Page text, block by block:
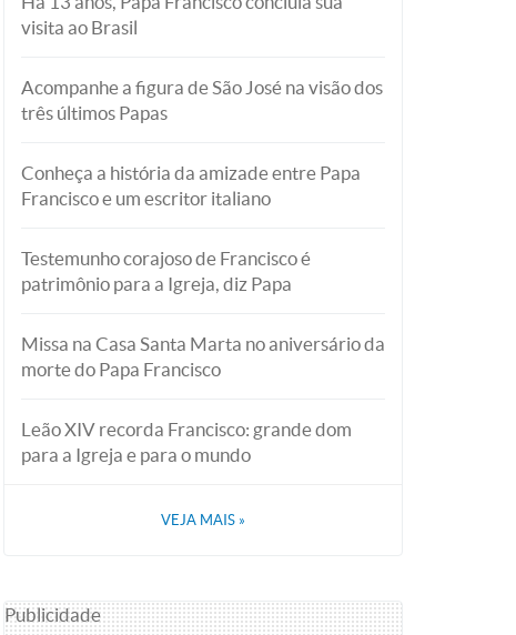
visita ao Brasil
Acompanhe a figura de São José na visão dos
três últimos Papas
Conheça a história da amizade entre Papa
Francisco e um escritor italiano
Testemunho corajoso de Francisco é
patrimônio para a Igreja, diz Papa
Missa na Casa Santa Marta no aniversário da
morte do Papa Francisco
Leão XIV recorda Francisco: grande dom
para a Igreja e para o mundo
VEJA MAIS »
Publicidade